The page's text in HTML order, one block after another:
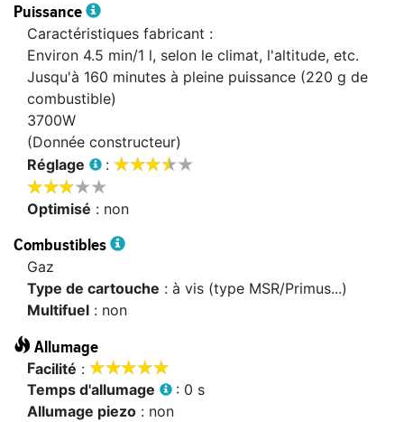
Puissance
Caractéristiques fabricant :
Environ 4.5 min/1 l, selon le climat, l'altitude, etc.
Jusqu'à 160 minutes à pleine puissance (220 g de
combustible)
3700W
(Donnée constructeur)
Réglage
: 



Optimisé : non
Combustibles
Gaz
Type de cartouche : à vis (type MSR/Primus...)
Multifuel : non
Allumage
facilité : 

temps d'allumage
: 0 s
allumage piezo : non